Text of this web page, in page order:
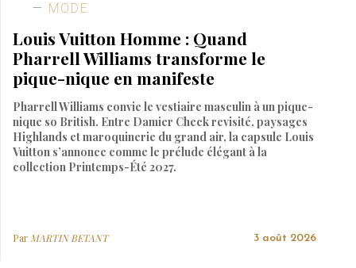
MODE
Louis Vuitton Homme : Quand
Pharrell Williams transforme le
pique-nique en manifeste
Pharrell Williams convie le vestiaire masculin à un pique-
nique so British. Entre Damier Check revisité, paysages
Highlands et maroquinerie du grand air, la capsule Louis
Vuitton s’annonce comme le prélude élégant à la
collection Printemps-Été 2027.
Par MARTIN BETANT 3 août 2026